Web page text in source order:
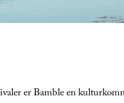
er Bamble en